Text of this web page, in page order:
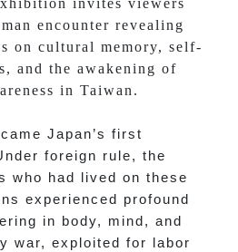
invites viewers
encounter revealing
on cultural memory, self-
and the awakening of
in Taiwan.
Japan’s first
foreign rule, the
who had lived on these
experienced profound
in body, mind, and
war, exploited for labor